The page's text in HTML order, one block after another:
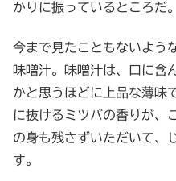
かりに振っているところだ。
今まで見たこともないよう
味噌汁。味噌汁は、口に含
かと思うほどに上品な薄味
に抜けるミツバの香りが、
の身も残さずいただいて、
す。